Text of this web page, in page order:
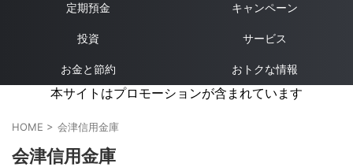
定期預金 キャンペーン
投資 サービス
お金と節約 おトクな情報
本サイトはプロモーションが含まれています
HOME > 会津信用金庫
会津信用金庫